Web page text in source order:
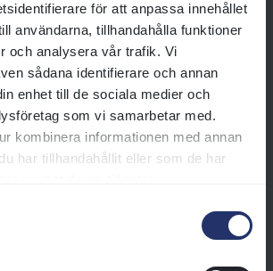
för att anpassa innehållet
användarna, tillhandahålla funktioner
och analysera vår trafik. Vi
sådana identifierare och annan
enhet till de sociala medier och
som vi samarbetar med.
kombinera informationen med annan
har tillhandahållit eller som de har
dagen på Bro Park i juni.
Läs mer
Pris (Gr. 3)
Stockholms Stora Pris (Gr.3) är
årets första grupp 3-löpning i
Läs mer